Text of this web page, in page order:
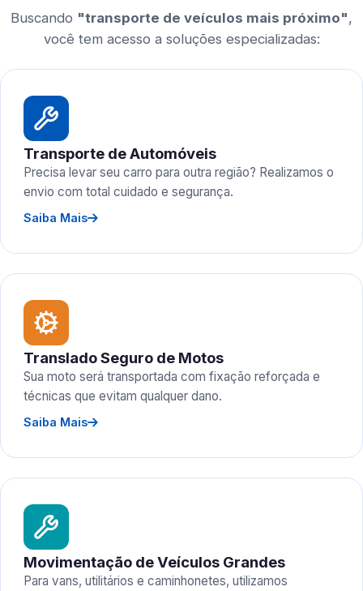
Buscando "transporte de veículos mais próximo",
você tem acesso a soluções especializadas:
Transporte de Automóveis
Precisa levar seu carro para outra região? Realizamos o
envio com total cuidado e segurança.
Saiba Mais
Translado Seguro de Motos
Sua moto será transportada com fixação reforçada e
técnicas que evitam qualquer dano.
Saiba Mais
Movimentação de Veículos Grandes
Para vans, utilitários e caminhonetes, utilizamos